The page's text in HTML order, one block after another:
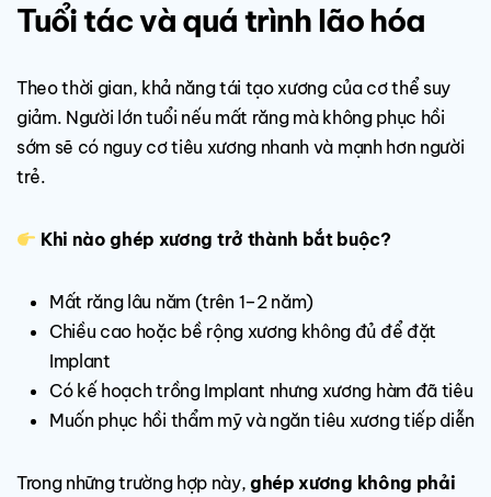
Tuổi tác và quá trình lão hóa
Theo thời gian, khả năng tái tạo xương của cơ thể suy
giảm. Người lớn tuổi nếu mất răng mà không phục hồi
sớm sẽ có nguy cơ tiêu xương nhanh và mạnh hơn người
trẻ.
Khi nào ghép xương trở thành bắt buộc?
Mất răng lâu năm (trên 1–2 năm)
Chiều cao hoặc bề rộng xương không đủ để đặt
Implant
Có kế hoạch trồng Implant nhưng xương hàm đã tiêu
Muốn phục hồi thẩm mỹ và ngăn tiêu xương tiếp diễn
Trong những trường hợp này,ghép xương không phải